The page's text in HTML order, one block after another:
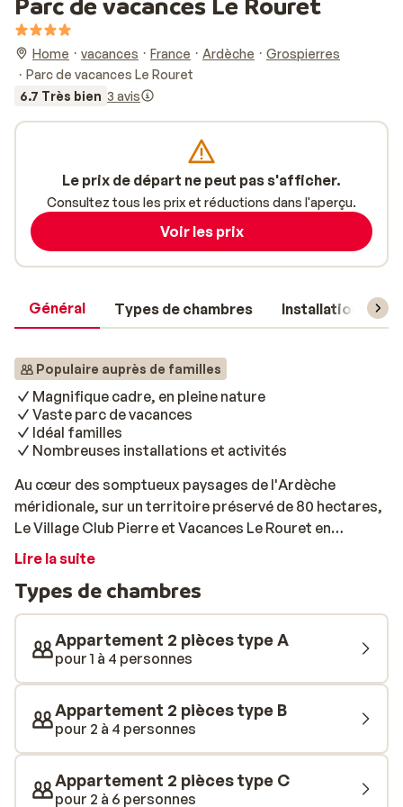
Home vacances France Ardèche
Grospierres
Parc de vacances Le Rouret
6.7 Très bien 3 avis
Général Types de chambres Installations
Populaire auprès de familles
Magnifique cadre, en pleine nature
Vaste parc de vacances
Idéal familles
Nombreuses installations et activités
Au cœur des somptueux paysages de l'Ardèche
méridionale, sur un territoire préservé de 80 hectares,
Le Village Club Pierre et Vacances Le Rouret en
Ardèche est constitué de 3 quartiers distincts: Le
exceptionnel sur les contreforts des montagnes de
l’Ardèche. Le Quartier de la Colline, disposé en forme
d’amphithéâtre et en terrasses, propose des
appartements et des maisons qui jouissent d’une vue
magnifique et dégagée sur la barrière des Cévennes;
de plain pied ou en duplex, ils se situent autour d’un
immense espace aquatique et de la rivière à bouée
(ouvert en saison selon condition climatique). La Place
autour d’elle, commerces, glacier et restaurant aux
Lire la suite
Types de chambres
Appartement 2 pièces type A
pour 1 à 4 personnes
Appartement 2 pièces type B
pour 2 à 4 personnes
Appartement 2 pièces type C
pour 2 à 6 personnes
Le prix de départ ne peut pas s'afficher.
Consultez tous les prix et réductions dans l'aperçu.
Voir les prix